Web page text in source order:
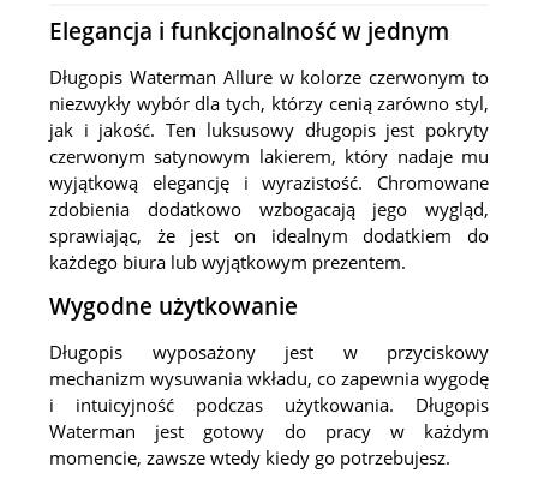
Elegancja i funkcjonalność w jednym
Długopis Waterman Allure w kolorze czerwonym to
niezwykły wybór dla tych, którzy cenią zarówno styl,
jak i jakość. Ten luksusowy długopis jest pokryty
czerwonym satynowym lakierem, który nadaje mu
wyjątkową elegancję i wyrazistość. Chromowane
zdobienia dodatkowo wzbogacają jego wygląd,
sprawiając, że jest on idealnym dodatkiem do
każdego biura lub wyjątkowym prezentem.
Wygodne użytkowanie
Długopis wyposażony jest w przyciskowy
mechanizm wysuwania wkładu, co zapewnia wygodę
i intuicyjność podczas użytkowania. Długopis
Waterman jest gotowy do pracy w każdym
momencie, zawsze wtedy kiedy go potrzebujesz.